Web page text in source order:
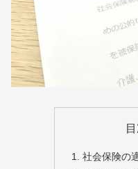
社会保険の